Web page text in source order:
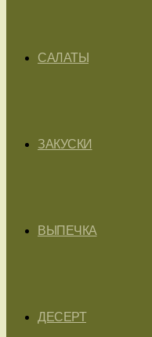
САЛАТЫ
ЗАКУСКИ
ВЫПЕЧКА
ДЕСЕРТ